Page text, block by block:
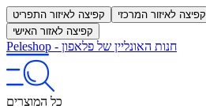
קפיצה לאיזור התפריט קפיצה לאיזור המרכזי
קפיצה לאזור האישי
Peleshop - חנות האונליין של פלאפון
כל המוצרים